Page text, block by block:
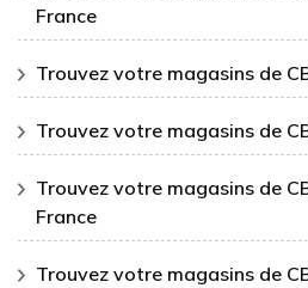
France
Trouvez votre magasins de
Trouvez votre magasins de
Trouvez votre magasins de
France
Trouvez votre magasins de